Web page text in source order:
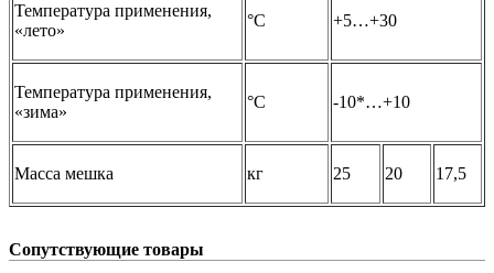
Температура применения,
«лето»
°С +5…+30
Температура применения,
«зима»
°С -10*…+10
Масса мешка кг 25 20 17,5
Сопутствующие товары